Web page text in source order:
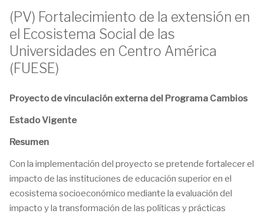
(PV) Fortalecimiento de la extensión en
el Ecosistema Social de las
Universidades en Centro América
(FUESE)
Proyecto de vinculación externa del Programa Cambios
Estado Vigente
Resumen
Con la implementación del proyecto se pretende fortalecer el
impacto de las instituciones de educación superior en el
ecosistema socioeconómico mediante la evaluación del
impacto y la transformación de las políticas y prácticas